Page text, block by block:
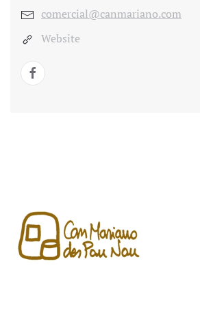
comercial@canmariano.com
Website